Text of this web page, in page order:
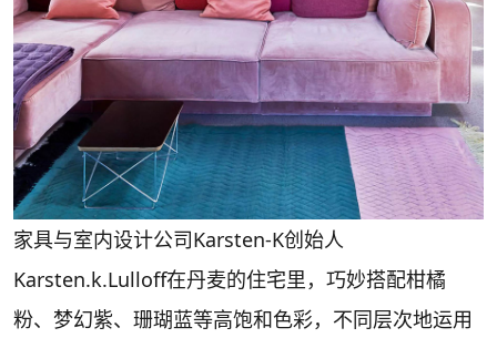
家具与室内设计公司Karsten-K创始人
Karsten.k.Lulloff在丹麦的住宅里，巧妙搭配柑橘
粉、梦幻紫、珊瑚蓝等高饱和色彩，不同层次地运用